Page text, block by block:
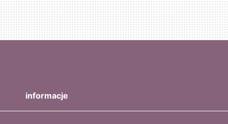
informacje